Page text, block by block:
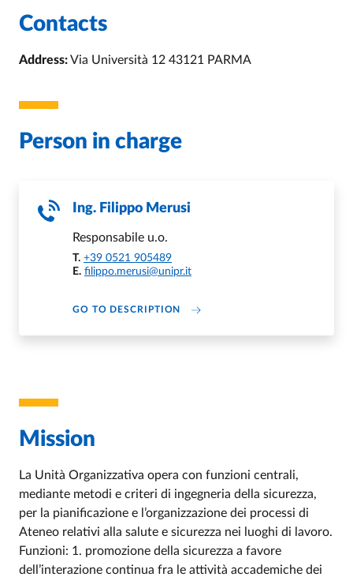
Contacts
Address:Via Università 12 43121 PARMA
Person in charge
Ing. Filippo Merusi
Responsabile u.o.
T. +39 0521 905489
E. filippo.merusi@unipr.it
GO TO DESCRIPTION ABOUT FILIPPO MERUSI
Mission
La Unità Organizzativa opera con funzioni centrali,
mediante metodi e criteri di ingegneria della sicurezza,
per la pianificazione e l’organizzazione dei processi di
Ateneo relativi alla salute e sicurezza nei luoghi di lavoro.
Funzioni: 1. promozione della sicurezza a favore
dell’interazione continua fra le attività accademiche dei